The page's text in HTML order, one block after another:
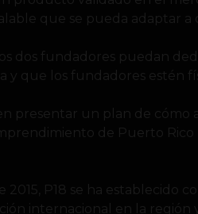
que se pueda adaptar a
dos fundadores puedan
y que los fundadores estén
presentar un plan de cómo
de Puerto Rico
P18 se ha establecido
internacional en la región